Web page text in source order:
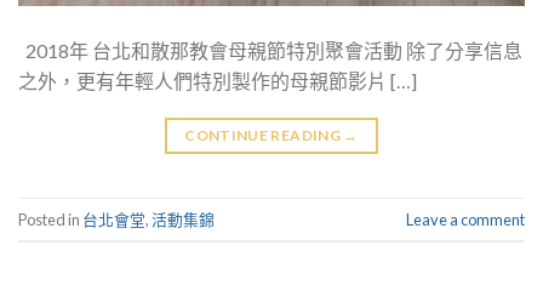
2018年 台北和散那教會母親節特別聚會活動 除了分享信息
之外，更有年輕人們特別製作的母親節影片 […]
CONTINUE READING →
Posted in 台北會堂,活動集錦 Leave a comment